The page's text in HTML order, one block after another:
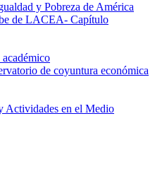
y Pobreza de América
de LACEA- Capítulo
de coyuntura económica
Actividades en el Medio